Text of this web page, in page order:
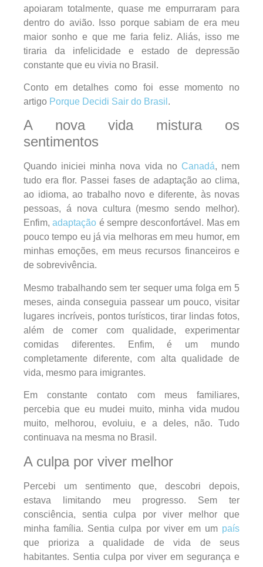
apoiaram totalmente, quase me empurraram para
dentro do avião. Isso porque sabiam de era meu
maior sonho e que me faria feliz. Aliás, isso me
tiraria da infelicidade e estado de depressão
constante que eu vivia no Brasil.
Conto em detalhes como foi esse momento no
artigo Porque Decidi Sair do Brasil .
A nova vida mistura os
sentimentos
Quando iniciei minha nova vida no Canadá, nem
tudo era flor. Passei fases de adaptação ao clima,
ao idioma, ao trabalho novo e diferente, às novas
pessoas, á nova cultura (mesmo sendo melhor).
Enfim,adaptação é sempre desconfortável. Mas em
pouco tempo eu já via melhoras em meu humor, em
minhas emoções, em meus recursos financeiros e
de sobrevivência.
Mesmo trabalhando sem ter sequer uma folga em 5
meses, ainda conseguia passear um pouco, visitar
lugares incríveis, pontos turísticos, tirar lindas fotos,
além de comer com qualidade, experimentar
comidas diferentes. Enfim, é um mundo
completamente diferente, com alta qualidade de
vida, mesmo para imigrantes.
Em constante contato com meus familiares,
percebia que eu mudei muito, minha vida mudou
muito, melhorou, evoluiu, e a deles, não. Tudo
continuava na mesma no Brasil.
A culpa por viver melhor
Percebi um sentimento que, descobri depois,
estava limitando meu progresso. Sem ter
consciência, sentia culpa por viver melhor que
minha família. Sentia culpa por viver em um país
que prioriza a qualidade de vida de seus
habitantes. Sentia culpa por viver em segurança e